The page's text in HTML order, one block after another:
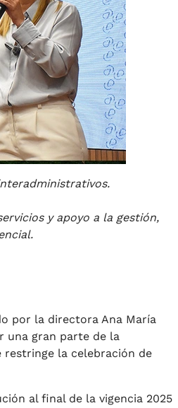
y apoyo a la gestión,
por la directora Ana María
una gran parte de la
restringe la celebración de
al final de la vigencia 2025